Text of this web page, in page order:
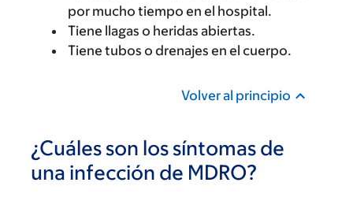
por mucho tiempo en el hospital.
Tiene llagas o heridas abiertas.
Tiene tubos o drenajes en el cuerpo.
Volver al principio
¿Cuáles son los síntomas de
una infección de MDRO?